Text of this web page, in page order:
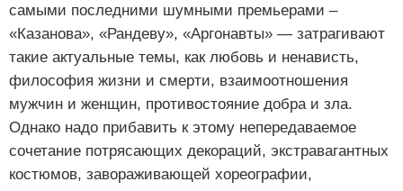
самыми последними шумными премьерами –
«Казанова», «Рандеву», «Аргонавты» — затрагивают
такие актуальные темы, как любовь и ненависть,
философия жизни и смерти, взаимоотношения
мужчин и женщин, противостояние добра и зла.
Однако надо прибавить к этому непередаваемое
сочетание потрясающих декораций, экстравагантных
костюмов, завораживающей хореографии,